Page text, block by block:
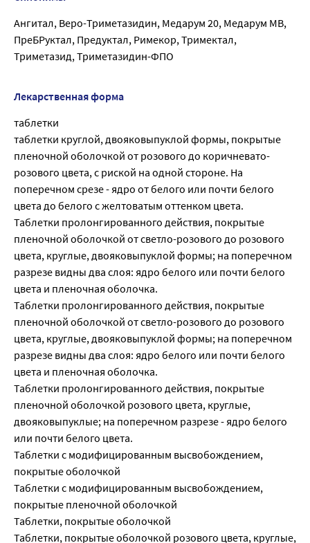
Ангитал, Веро-Триметазидин, Медарум 20, Медарум МВ,
ПреБРуктал, Предуктал, Римекор, Тримектал,
Триметазид, Триметазидин-ФПО
Лекарственная форма
таблетки
таблетки круглой, двояковыпуклой формы, покрытые
пленочной оболочкой от розового до коричневато-
розового цвета, с риской на одной стороне. На
поперечном срезе - ядро от белого или почти белого
цвета до белого с желтоватым оттенком цвета.
Таблетки пролонгированного действия, покрытые
пленочной оболочкой от светло-розового до розового
цвета, круглые, двояковыпуклой формы; на поперечном
разрезе видны два слоя: ядро белого или почти белого
цвета и пленочная оболочка.
Таблетки пролонгированного действия, покрытые
пленочной оболочкой от светло-розового до розового
цвета, круглые, двояковыпуклой формы; на поперечном
разрезе видны два слоя: ядро белого или почти белого
цвета и пленочная оболочка.
Таблетки пролонгированного действия, покрытые
пленочной оболочкой розового цвета, круглые,
двояковыпуклые; на поперечном разрезе - ядро белого
или почти белого цвета.
Таблетки с модифицированным высвобождением,
покрытые оболочкой
Таблетки с модифицированным высвобождением,
покрытые пленочной оболочкой
Таблетки, покрытые оболочкой
Таблетки, покрытые оболочкой розового цвета, круглые,